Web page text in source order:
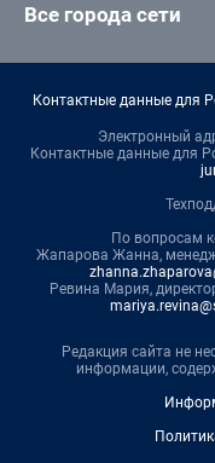
Все города сети
Контактные данные для
Электронный
Контактные данные для
По вопросам
Жапарова Жанна,
Ревина Мария,
Редакция сайта не
информации,